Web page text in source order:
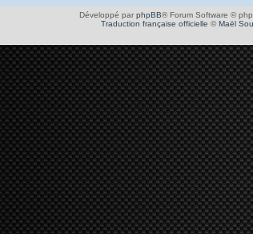
Développé par phpBB® Forum Software ©
Traduction française officielle ©Maël